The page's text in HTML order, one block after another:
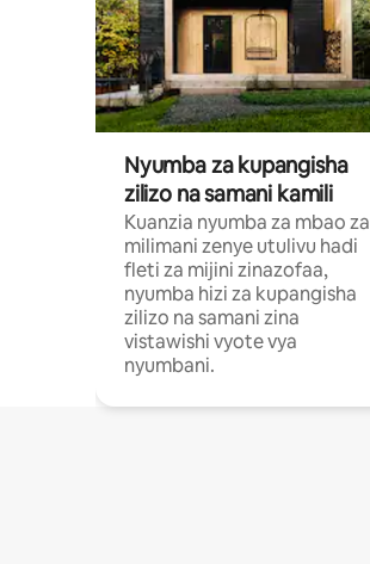
Nyumba za kupangisha
zilizo na samani kamili
Kuanzia nyumba za mbao za
milimani zenye utulivu hadi
fleti za mijini zinazofaa,
nyumba hizi za kupangisha
zilizo na samani zina
vistawishi vyote vya
nyumbani.